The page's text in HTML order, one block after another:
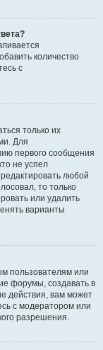
количество
с
только их
Для
первого сообщения
не успел
любой
то только
или удалить
варианты
пользователям или
форумы, создавать в
действия, вам может
с модератором или
разрешения.